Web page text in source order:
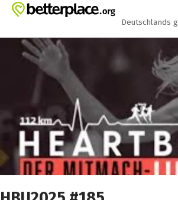
Zum Hauptinhalt springen
Erklärung zur Barrierefreiheit anzeigen